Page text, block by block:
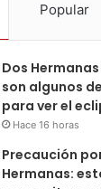
Popular
Dos
son algunos
para ver el
Hace 16 horas
Precaución
Hermanas: